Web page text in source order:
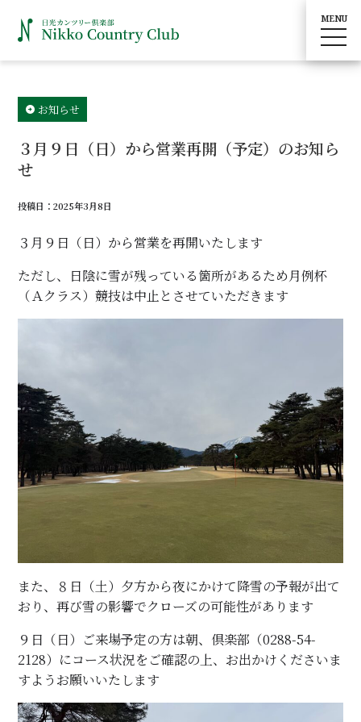
お知らせ
３月９日（日）から営業再開（予定）のお知ら
せ
投稿日：2025年3月8日
３月９日（日）から営業を再開いたします
ただし、日陰に雪が残っている箇所があるため月例杯
（Ａクラス）競技は中止とさせていただきます
また、８日（土）夕方から夜にかけて降雪の予報が出て
おり、再び雪の影響でクローズの可能性があります
９日（日）ご来場予定の方は朝、倶楽部（0288-54-
2128）にコース状況をご確認の上、お出かけくださいま
すようお願いいたします
MENU
toggle